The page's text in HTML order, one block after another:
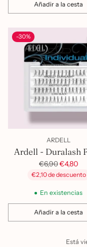
Añadir a la cesta
Cantidad
-30%
ARDELL
Ardell - Duralash
Individuals Knotted
Blk
Precio
habitual
€6,90€4,80
€2,10 de descuento
En existencias
Añadir a la cesta
Cantidad
Está